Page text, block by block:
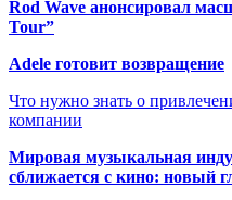
Rod Wave анонсировал
Tour”
Adele готовит возвращение
Что нужно знать о
компании
Мировая музыкальная
сближается с кино: новый